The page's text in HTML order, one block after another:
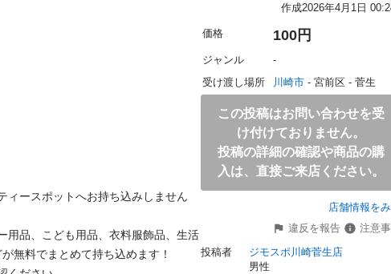
作成2026年4月1日
ィースポットへお持ち込みしません
用品、こども用品、衣料服飾品、生活
無料でまとめて持ち込めます！
価格 100円
ジャンル
-
受け渡し場所
川崎市 - 宮前区 - 菅生
この投稿はお問い合わせを受
け付けておりません。
投稿の詳細の確認や商品の購
入は、直接ご来店ください。
店舗情報を
違反を報告
注意
投稿者
ジモスポ川崎菅生店
男性